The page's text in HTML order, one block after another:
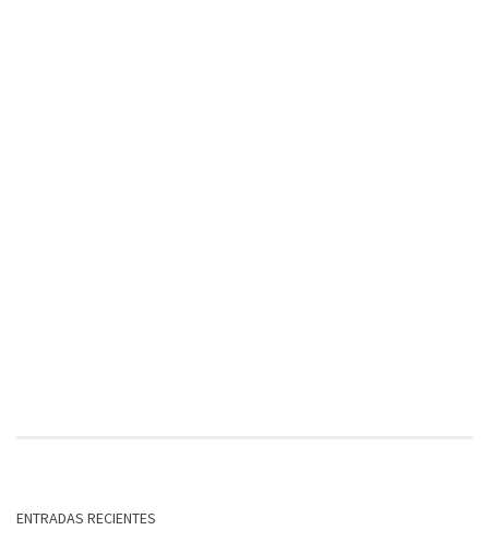
ENTRADAS RECIENTES